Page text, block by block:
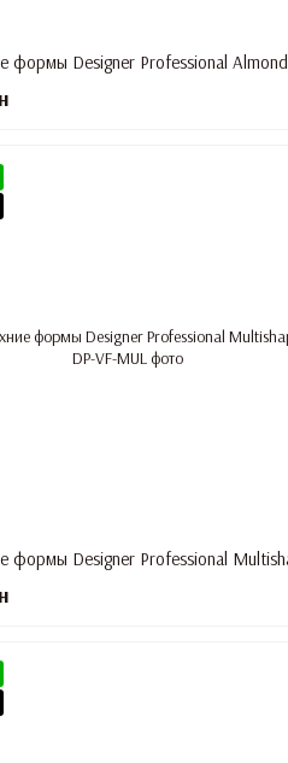
формы Designer Professional Almond